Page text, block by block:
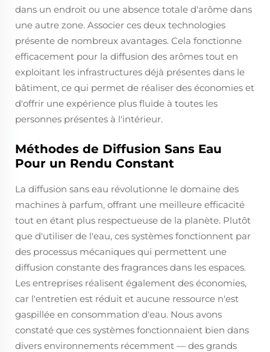
dans un endroit ou une absence totale d'arôme dans
une autre zone. Associer ces deux technologies
présente de nombreux avantages. Cela fonctionne
efficacement pour la diffusion des arômes tout en
exploitant les infrastructures déjà présentes dans le
bâtiment, ce qui permet de réaliser des économies et
d'offrir une expérience plus fluide à toutes les
personnes présentes à l'intérieur.
Méthodes de Diffusion Sans Eau
Pour un Rendu Constant
La diffusion sans eau révolutionne le domaine des
machines à parfum, offrant une meilleure efficacité
tout en étant plus respectueuse de la planète. Plutôt
que d'utiliser de l'eau, ces systèmes fonctionnent par
des processus mécaniques qui permettent une
diffusion constante des fragrances dans les espaces.
Les entreprises réalisent également des économies,
car l'entretien est réduit et aucune ressource n'est
gaspillée en consommation d'eau. Nous avons
constaté que ces systèmes fonctionnaient bien dans
divers environnements récemment — des grands